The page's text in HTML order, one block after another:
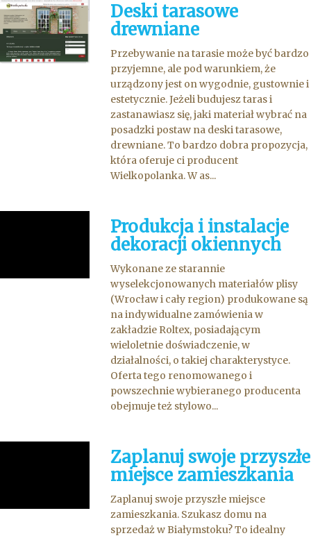
Deski tarasowe
drewniane
Przebywanie na tarasie może być bardzo
przyjemne, ale pod warunkiem, że
urządzony jest on wygodnie, gustownie i
estetycznie. Jeżeli budujesz taras i
zastanawiasz się, jaki materiał wybrać na
posadzki postaw na deski tarasowe,
drewniane. To bardzo dobra propozycja,
która oferuje ci producent
Wielkopolanka. W as...
Produkcja i instalacje
dekoracji okiennych
Wykonane ze starannie
wyselekcjonowanych materiałów plisy
(Wrocław i cały region) produkowane są
na indywidualne zamówienia w
zakładzie Roltex, posiadającym
wieloletnie doświadczenie, w
działalności, o takiej charakterystyce.
Oferta tego renomowanego i
powszechnie wybieranego producenta
obejmuje też stylowo...
Zaplanuj swoje przyszłe
miejsce zamieszkania
Zaplanuj swoje przyszłe miejsce
zamieszkania. Szukasz domu na
sprzedaż w Białymstoku? To idealny